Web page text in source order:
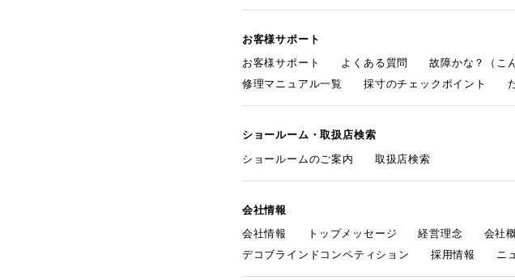
お客様サポート
お客様サポート
よくある質問 故障かな？（こ
修理マニュアル一覧
採寸のチェックポイント
ショールーム・取扱店検索
ショールームのご案内
取扱店検索
会社情報
会社情報
トップメッセージ 経営理念 会社
デコブラインドコンペティション
採用情報 ニ